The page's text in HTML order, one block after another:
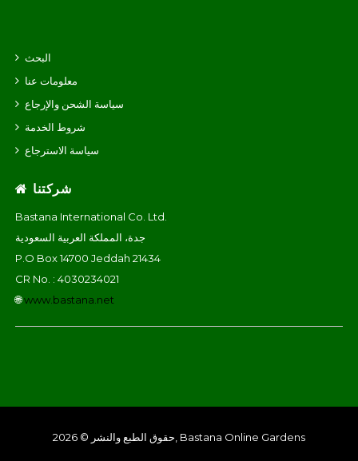
البحث
معلومات عنا
سياسة الشحن والإرجاع
شروط الخدمة
سياسة الاسترجاع
شركتنا
Bastana International Co. Ltd.
جدة، المملكة العربية السعودية
P.O Box 14700 Jeddah 21434
CR No. : 4030234021
🌐www.bastana.net
حقوق الطبع والنشر © 2026, Bastana Online Gardens